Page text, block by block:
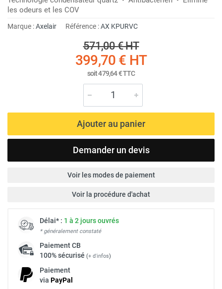
les odeurs et les COV
Marque :Axelair Référence :AX KPURVC
571,00 €HT
399,70 € HT
soit479,64 €TTC
Ajouter au panier
Demander un devis
Voir les modes de paiement
Voir la procédure d'achat
Délai* : 1 à 2 jours ouvrés
* généralement constaté
PaiementCB
100% sécurisé (+ d'infos)
Paiement
via PayPal